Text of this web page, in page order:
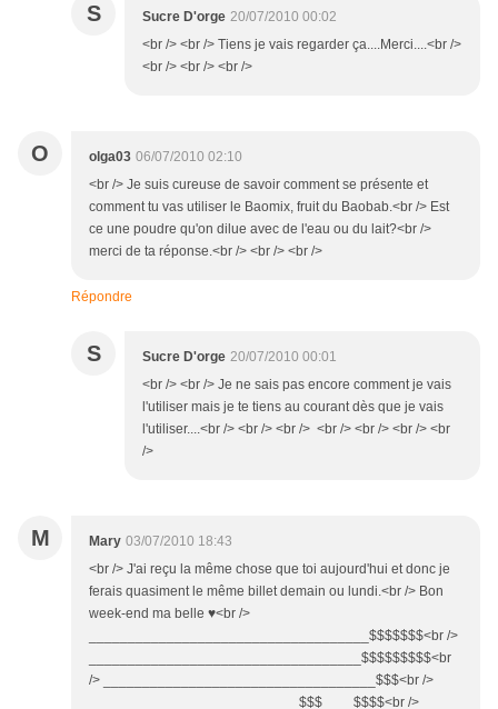
S Sucre D'orge 20/07/2010 00:02
<br /> <br /> Tiens je vais regarder ça....Merci....<br />
<br /> <br /> <br />
O olga03 06/07/2010 02:10
<br /> Je suis cureuse de savoir comment se présente et
comment tu vas utiliser le Baomix, fruit du Baobab.<br /> Est
ce une poudre qu'on dilue avec de l'eau ou du lait?<br />
merci de ta réponse.<br /> <br /> <br />
Répondre
S Sucre D'orge 20/07/2010 00:01
<br /> <br /> Je ne sais pas encore comment je vais
l'utiliser mais je te tiens au courant dès que je vais
l'utiliser....<br /> <br /> <br /> <br /> <br /> <br /> <br
/>
M Mary 03/07/2010 18:43
<br /> J'ai reçu la même chose que toi aujourd'hui et donc je
ferais quasiment le même billet demain ou lundi.<br /> Bon
week-end ma belle ♥<br />
____________________________________$$$$$$$<br />
___________________________________$$$$$$$$$<br
/> ___________________________________$$$<br />
___________________________$$$____$$$$<br />